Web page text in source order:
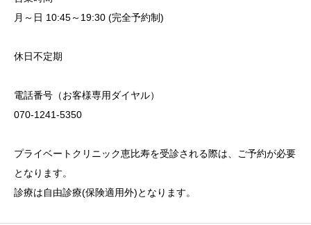
月～日 10:45～19:30 (完全予約制)
休日不定期
電話番号（お客様専用ダイヤル）
070-1241-5350
プライベートクリニック恵比寿を受診される際は、ご予約が必要
となります。
診療は自由診療(保険適用外)となります。